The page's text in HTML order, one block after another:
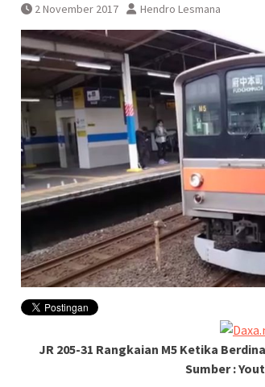
Terganggu Akibat KRL Anjlog
2 November 2017 Hendro Lesmana
JR 205-31 Rangkaian M5 Ketika
Sumber :